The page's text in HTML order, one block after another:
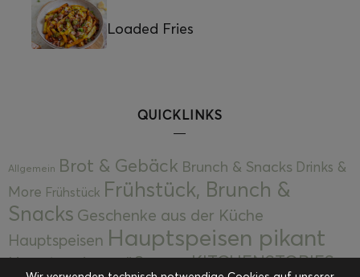
Loaded Fries
QUICKLINKS
Allgemein Brot & Gebäck Brunch & Snacks Drinks &
More Frühstück Frühstück, Brunch &
Snacks Geschenke aus der Küche
Hauptspeisen Hauptspeisen pikant
Hauptspeisen süßKekseKITCHENSTORIES